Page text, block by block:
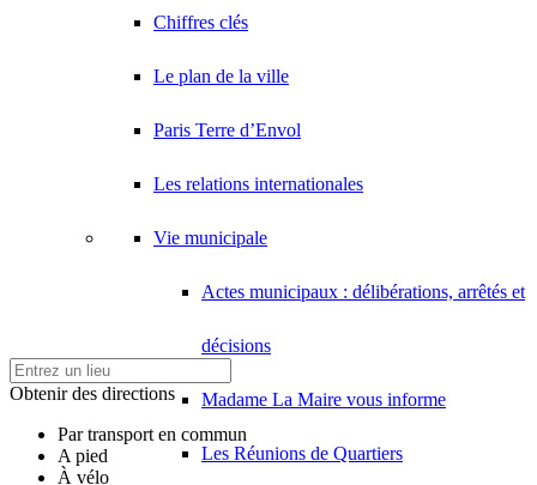
Chiffres clés
Le plan de la ville
Paris Terre d’Envol
Les relations internationales
Vie municipale
Actes municipaux : délibérations, arrêtés et
décisions
Madame La Maire vous informe
Les Réunions de Quartiers
Obtenir des directions
Par transport en commun
A pied
À vélo